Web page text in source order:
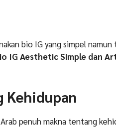
bio IG yang simpel
IG Aesthetic Simple dan
Kehidupan
penuh makna tentang